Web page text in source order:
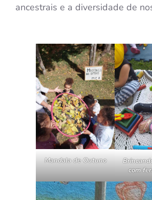
ancestrais e a diversidade de
Mandala de Outuno
com